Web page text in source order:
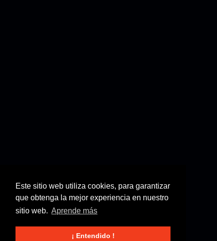
Este sitio web utiliza cookies, para garantizar
que obtenga la mejor experiencia en nuestro
sitio web. Aprende más
¡ Entendido !